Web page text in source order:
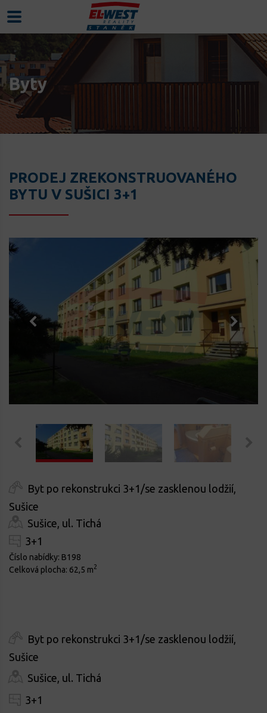
Byty
PRODEJ ZREKONSTRUOVANÉHO
BYTU V SUŠICI 3+1
Byt po rekonstrukci 3+1/se zasklenou lodžií,
Sušice
Sušice, ul. Tichá
3+1
Číslo nabídky: B198
Celková plocha: 62,5 m2
Byt po rekonstrukci 3+1/se zasklenou lodžií,
Sušice
Sušice, ul. Tichá
3+1